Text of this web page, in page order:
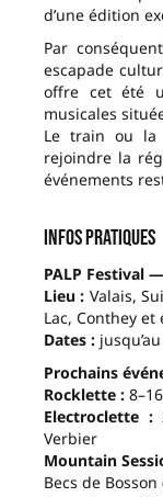
d’une édition
Par
escapade
offre cet été
musicales
Le train ou la
rejoindre la
événements
Infos pratiques
PALP Festival
Lieu : Valais,
Lac, Conthey et
Dates : jusqu’au
Prochains
Rocklette :
Electroclette :
Verbier
Mountain
Becs de Bosson